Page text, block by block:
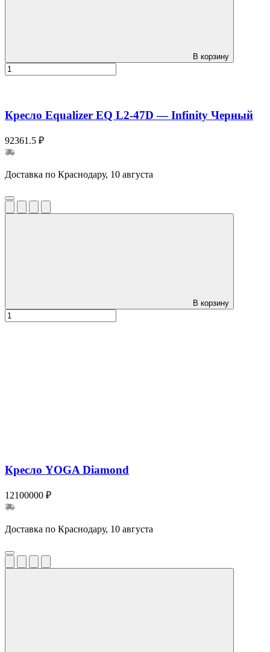
В корзину
Кресло Equalizer EQ L2-47D — Infinity Черный
92361.5 ₽
Доставка по Краснодару, 10 августа
В корзину
Кресло YOGA Diamond
12100000 ₽
Доставка по Краснодару, 10 августа